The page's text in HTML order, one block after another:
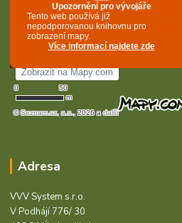
Adresa
VVV System s.r.o.
V Podhájí 776/ 30